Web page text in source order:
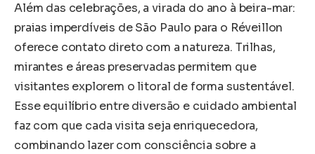
Além das celebrações, a virada do ano à beira-mar:
praias imperdíveis de São Paulo para o Réveillon
oferece contato direto com a natureza. Trilhas,
mirantes e áreas preservadas permitem que
visitantes explorem o litoral de forma sustentável.
Esse equilíbrio entre diversão e cuidado ambiental
faz com que cada visita seja enriquecedora,
combinando lazer com consciência sobre a